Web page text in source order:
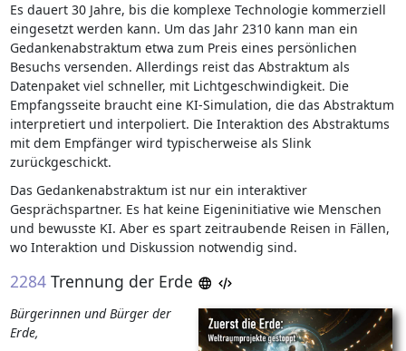
Es dauert 30 Jahre, bis die komplexe Technologie kommerziell
eingesetzt werden kann. Um das Jahr 2310 kann man ein
Gedankenabstraktum etwa zum Preis eines persönlichen
Besuchs versenden. Allerdings reist das Abstraktum als
Datenpaket viel schneller, mit Lichtgeschwindigkeit. Die
Empfangsseite braucht eine KI-Simulation, die das Abstraktum
interpretiert und interpoliert. Die Interaktion des Abstraktums
mit dem Empfänger wird typischerweise als Slink
zurückgeschickt.
Das Gedankenabstraktum ist nur ein interaktiver
Gesprächspartner. Es hat keine Eigeninitiative wie Menschen
und bewusste KI. Aber es spart zeitraubende Reisen in Fällen,
wo Interaktion und Diskussion notwendig sind.
2284 Trennung der Erde
Bürgerinnen und Bürger der
Erde,